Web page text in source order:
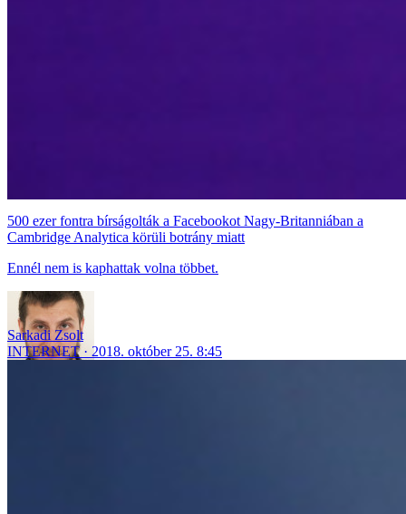
500 ezer fontra bírságolták a Facebookot Nagy-Britanniában a
Cambridge Analytica körüli botrány miatt
Ennél nem is kaphattak volna többet.
Sarkadi Zsolt
INTERNET
2018. október 25. 8:45